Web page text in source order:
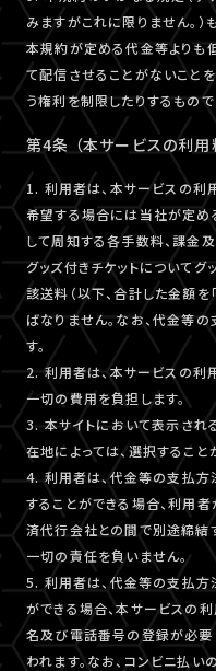
みますがこれに限りません。
本規約が定める代金等よりも
て配信させることがないこと
う権利を制限したりするもの
第4条 （本サービスの利
1. 利用者は、本サービスの利
希望する場合には当社が定め
して周知する各手数料、課金
グッズ付きチケットについて
該送料（以下、合計した金額を
ばなりません。なお、代金等
す。
2. 利用者は、本サービスの利
一切の費用を負担します。
3. 本サイトにおいて表示され
在地によっては、選択するこ
4. 利用者は、代金等の支払方
することができる場合、利用
済代行会社との間で別途締結
一切の責任を負いません。
5. 利用者は、代金等の支払方
ができる場合、本サービスの
名及び電話番号の登録が必要
われます。なお、コンビニ払